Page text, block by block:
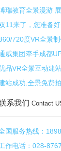
瑞教育全景漫游
11来了，您准备
720度VR全景制
威集团牵手成都
品VR全景互动建
站成功,全景免费
系我们 Contact
国服务热线：
作电话：028-